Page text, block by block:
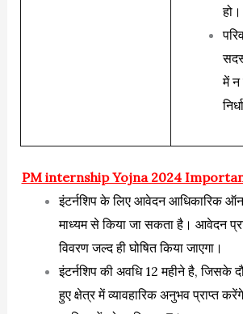
हो।
में न
PM internship Yojna 2024
इंटर्नशिप के लिए आवेदन आधिकारिक
माध्यम से किया जा सकता है। आवेदन
विवरण जल्द ही घोषित किया जाएगा।
इंटर्नशिप की अवधि 12 महीने है, जिसके
हुए क्षेत्र में व्यावहारिक अनुभव प्राप्त